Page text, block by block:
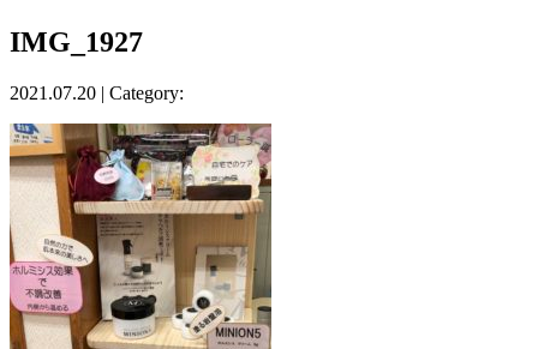
IMG_1927
2021.07.20 | Category: